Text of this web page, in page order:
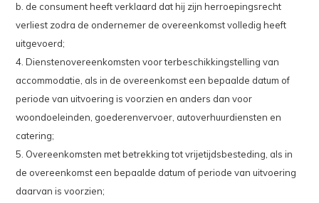
b. de consument heeft verklaard dat hij zijn herroepingsrecht
verliest zodra de ondernemer de overeenkomst volledig heeft
uitgevoerd;
4. Dienstenovereenkomsten voor terbeschikkingstelling van
accommodatie, als in de overeenkomst een bepaalde datum of
periode van uitvoering is voorzien en anders dan voor
woondoeleinden, goederenvervoer, autoverhuurdiensten en
catering;
5. Overeenkomsten met betrekking tot vrijetijdsbesteding, als in
de overeenkomst een bepaalde datum of periode van uitvoering
daarvan is voorzien;